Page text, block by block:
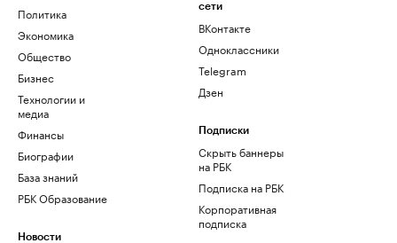
Политика
Экономика
Общество
Бизнес
Технологии и
медиа
Финансы
Биографии
База знаний
РБК Образование
Новости
сети
ВКонтакте
Одноклассники
Telegram
Дзен
Подписки
Скрыть баннеры
на РБК
Подписка на РБК
Корпоративная
подписка